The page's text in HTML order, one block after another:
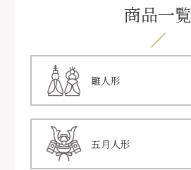
商品一覧
雛人形
五月人形